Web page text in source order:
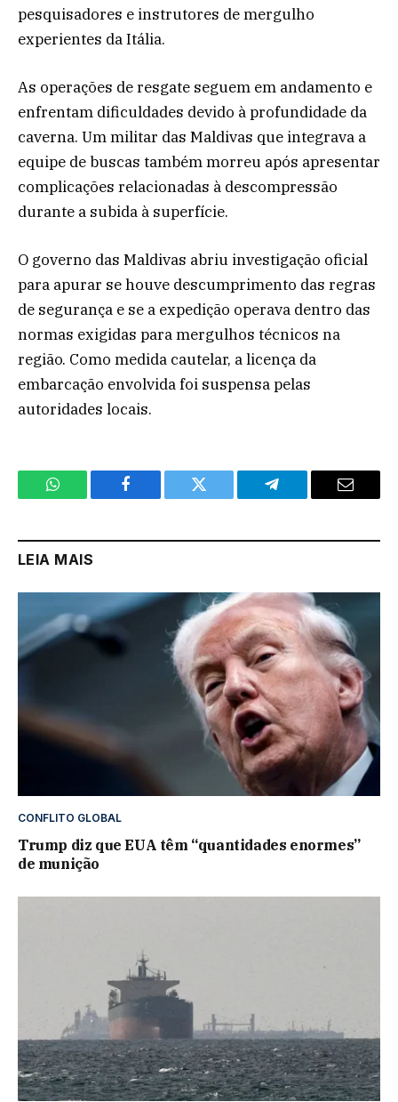
pesquisadores e instrutores de mergulho
experientes da Itália.
As operações de resgate seguem em andamento e
enfrentam dificuldades devido à profundidade da
caverna. Um militar das Maldivas que integrava a
equipe de buscas também morreu após apresentar
complicações relacionadas à descompressão
durante a subida à superfície.
O governo das Maldivas abriu investigação oficial
para apurar se houve descumprimento das regras
de segurança e se a expedição operava dentro das
normas exigidas para mergulhos técnicos na
região. Como medida cautelar, a licença da
embarcação envolvida foi suspensa pelas
autoridades locais.
WhatsApp Facebook Twitter Telegram Email
LEIA MAIS
CONFLITO GLOBAL
Trump diz que EUA têm “quantidades enormes”
de munição